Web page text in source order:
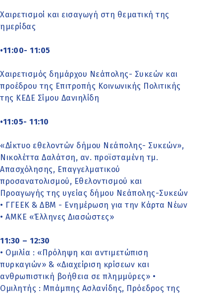
Χαιρετισμοί και εισαγωγή στη θεματική της
ημερίδας
•11:00- 11:05
Χαιρετισμός δημάρχου Νεάπολης- Συκεών και
προέδρου της Επιτροπής Κοινωνικής Πολιτικής
της ΚΕΔΕ Σίμου Δανιηλίδη
•11:05- 11:10
«Δίκτυο εθελοντών δήμου Νεάπολης- Συκεών»,
Νικολέττα Δαλάτση, αν. προϊσταμένη τμ.
Απασχόλησης, Επαγγελματικού
προσανατολισμού, Εθελοντισμού και
Προαγωγής της υγείας δήμου Νεάπολης-Συκεών
• ΓΓΕΕΚ & ΔΒΜ - Ενημέρωση για την Κάρτα Νέων
• ΑΜΚΕ «Έλληνες Διασώστες»
11:30 – 12:30
• Ομιλία : «Πρόληψη και αντιμετώπιση
πυρκαγιών» & «Διαχείριση κρίσεων και
ανθρωπιστική βοήθεια σε πλημμύρες» •
Ομιλητής : Μπάμπης Ασλανίδης, Πρόεδρος της